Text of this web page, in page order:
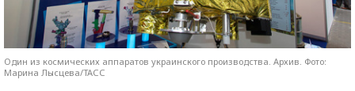
Один из космических аппаратов украинского производства. Архив. Фото:
Марина Лысцева/ТАСС